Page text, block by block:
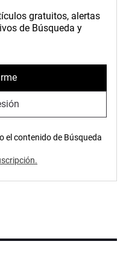
gratuitos, alertas
de Búsqueda y
el contenido de Búsqueda